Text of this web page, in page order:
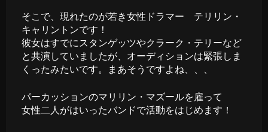
そこで、現れたのが若き女性ドラマー テリリン・
キャリントンです！
彼女はすでにスタンゲッツやクラーク・テリーなど
と共演していましたが、オーディションは緊張しま
くったみたいです。まあそうですよね、、、
パーカッションのマリリン・マズールを雇って
女性二人がはいったバンドで活動をはじめます！